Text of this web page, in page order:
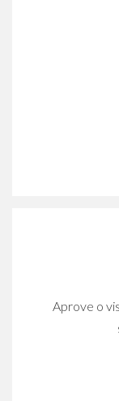
Aprove o